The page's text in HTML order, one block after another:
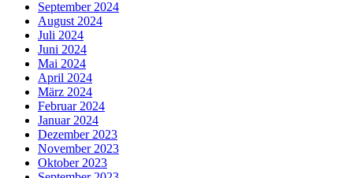
September 2024
August 2024
Juli 2024
Juni 2024
Mai 2024
April 2024
März 2024
Februar 2024
Januar 2024
Dezember 2023
November 2023
Oktober 2023